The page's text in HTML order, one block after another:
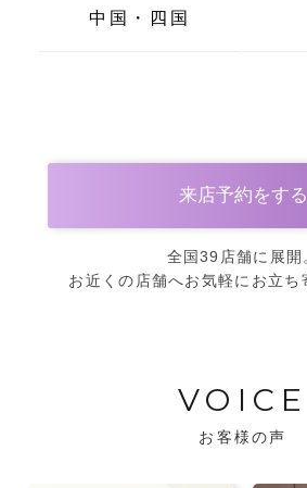
中国・四国
来店予約をする
全国39店舗に展開
お近くの店舗へお気軽にお立ち
VOICE
お客様の声